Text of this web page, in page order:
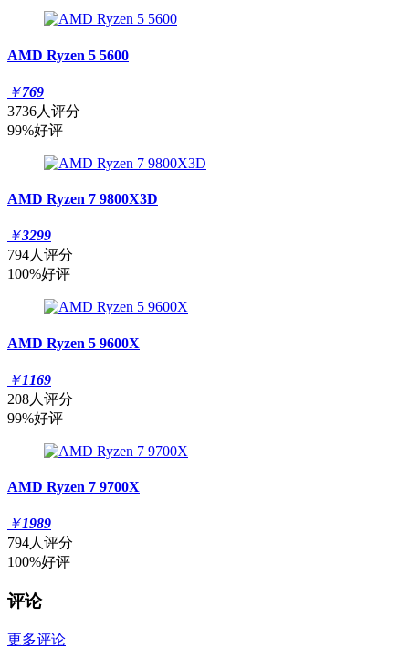
AMD Ryzen 5 5600
￥769
3736人评分
99%好评
AMD Ryzen 7 9800X3D
￥3299
794人评分
100%好评
AMD Ryzen 5 9600X
￥1169
208人评分
99%好评
AMD Ryzen 7 9700X
￥1989
794人评分
100%好评
评论
更多评论